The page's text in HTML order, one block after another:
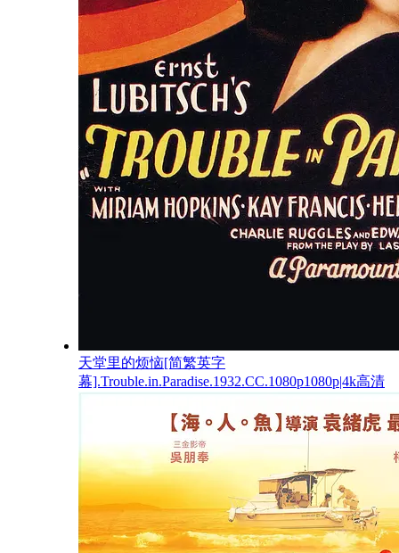
天堂里的烦恼[简繁英字
幕].Trouble.in.Paradise.1932.CC.1080p1080p|4k高清